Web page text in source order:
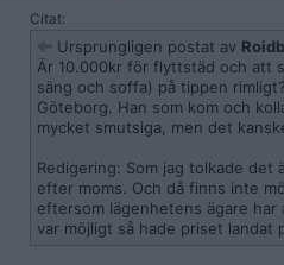
Citat:
Ursprungligen postat av
Är 10.000kr för flyttstäd och att
säng och soffa) på tippen
Göteborg. Han som kom och
mycket smutsiga, men det
Redigering: Som jag tolkade det
efter moms. Och då finns inte
eftersom lägenhetens ägare har
var möjligt så hade priset landat